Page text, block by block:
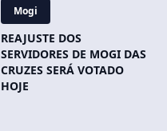
Mogi
REAJUSTE DOS
SERVIDORES DE MOGI DAS
CRUZES SERÁ VOTADO
HOJE